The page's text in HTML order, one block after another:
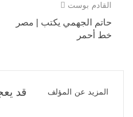
القادم بوست
حاتم الجهمي يكتب | مصر
خط أحمر
قد المزيد عن المؤلف